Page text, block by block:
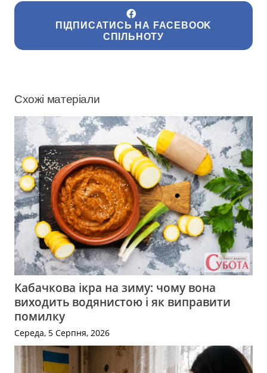
ПІДПИСАТИСЬ НА FACEBOOK
СПІЛЬНОТУ
Схожі матеріали
Кабачкова ікра на зиму: чому вона
виходить водянистою і як виправити
помилку
Середа, 5 Серпня, 2026